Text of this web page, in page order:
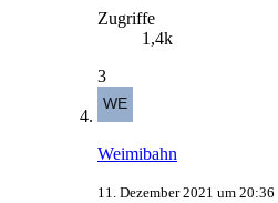
Zugriffe
1,4k
3
Weimibahn
11. Dezember 2021 um 20:36